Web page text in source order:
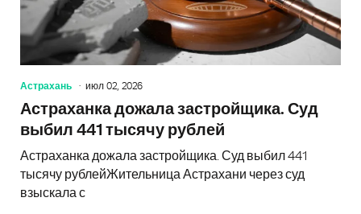
Астрахань июл 02, 2026
Астраханка дожала застройщика. Суд
выбил 441 тысячу рублей
Астраханка дожала застройщика. Суд выбил 441
тысячу рублейЖительница Астрахани через суд
взыскала с